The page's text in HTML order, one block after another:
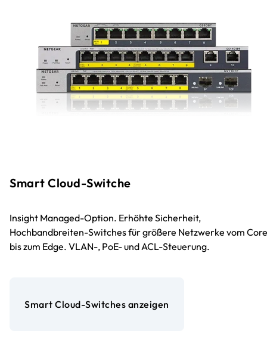
Smart Cloud-Switche
Insight Managed-Option. Erhöhte Sicherheit,
Hochbandbreiten-Switches für größere Netzwerke vom Core
bis zum Edge. VLAN-, PoE- und ACL-Steuerung.
Smart Cloud-Switches anzeigen